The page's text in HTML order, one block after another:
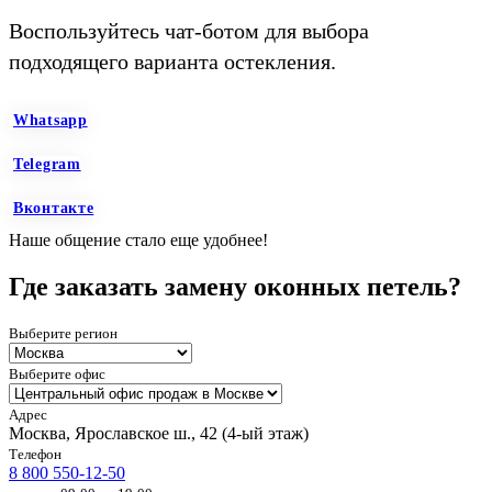
Воспользуйтесь чат-ботом для выбора
подходящего варианта остекления.
Whatsapp
Telegram
Вконтакте
Наше общение стало еще удобнее!
Где заказать замену оконных петель?
Выберите регион
Выберите офис
Адрес
Москва, Ярославское ш., 42 (4-ый этаж)
Телефон
8 800 550-12-50